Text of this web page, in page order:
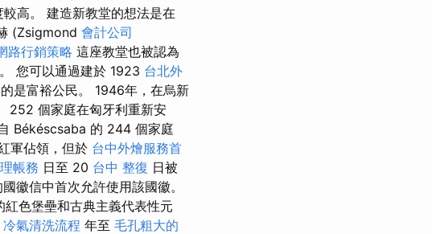
高。 建造新教堂的想法是在
(Zsigmond 會計公司
路行銷策略 這座教堂也被認為
您可以通過建於 1923 台北外
是富裕公民。 1946年，在烏新
252 個家庭在匈牙利重新安
Békéscsaba 的 244 個家庭
軍佔領，但於 台中外燴服務首
帳務 日至 20 台中 整復 日被
國徽信中首次允許使用該國徽。
色堡壘和古典主義代表性元
冷氣清洗流程 年至 毛孔粗大的